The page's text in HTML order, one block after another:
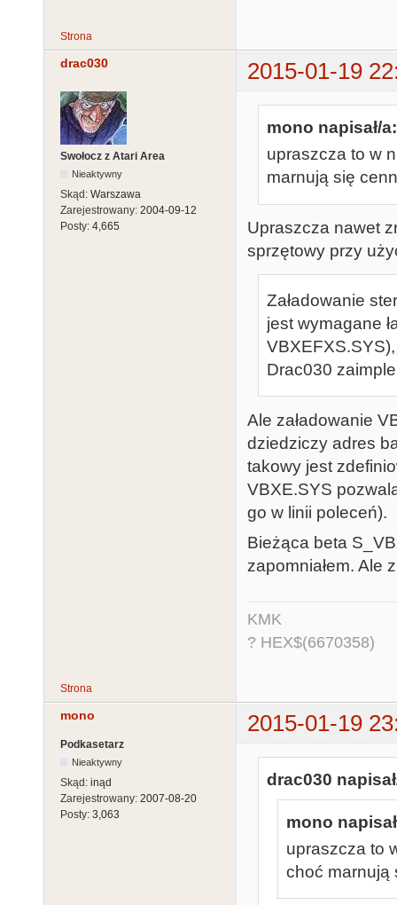
Strona
drac030 2015-01-19
Swołocz z Atari Area
Nieaktywny
Skąd: Warszawa
Zarejestrowany: 2004-09-12
Posty: 4,665
mono napisał/a:
upraszcza to w
marnują się
Upraszcza nawet
sprzętowy przy
Załadowanie
jest wymagane
Drac030
Ale załadowanie
dziedziczy adres
takowy jest
VBXE.SYS
go w linii poleceń).
Bieżąca beta
zapomniałem. Ale
KMK
? HEX$(6670358)
Strona
mono 2015-01-19
Podkasetarz
Nieaktywny
Skąd: inąd
Zarejestrowany: 2007-08-20
Posty: 3,063
drac030
mono
upraszcza to
choć marnują